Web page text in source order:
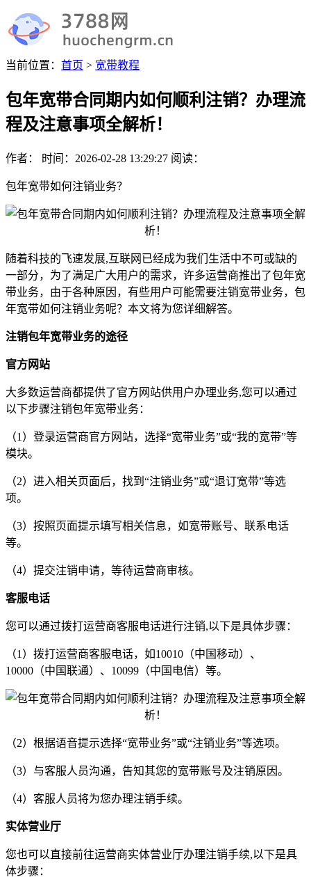
当前位置： 首页 > 宽带教程
包年宽带合同期内如何顺利注销？办理流
程及注意事项全解析！
作者： 时间： 2026-02-28 13:29:27 阅读：
包年宽带如何注销业务？
随着科技的飞速发展,互联网已经成为我们生活中不可或缺的
一部分，为了满足广大用户的需求，许多运营商推出了包年宽
带业务，由于各种原因，有些用户可能需要注销宽带业务，包
年宽带如何注销业务呢？本文将为您详细解答。
注销包年宽带业务的途径
官方网站
大多数运营商都提供了官方网站供用户办理业务,您可以通过
以下步骤注销包年宽带业务：
（1）登录运营商官方网站，选择“宽带业务”或“我的宽带”等
模块。
（2）进入相关页面后，找到“注销业务”或“退订宽带”等选
项。
（3）按照页面提示填写相关信息，如宽带账号、联系电话
等。
（4）提交注销申请，等待运营商审核。
客服电话
您可以通过拨打运营商客服电话进行注销,以下是具体步骤：
（1）拨打运营商客服电话，如10010（中国移动）、
10000（中国联通）、10099（中国电信）等。
（2）根据语音提示选择“宽带业务”或“注销业务”等选项。
（3）与客服人员沟通，告知其您的宽带账号及注销原因。
（4）客服人员将为您办理注销手续。
实体营业厅
您也可以直接前往运营商实体营业厅办理注销手续,以下是具
体步骤：